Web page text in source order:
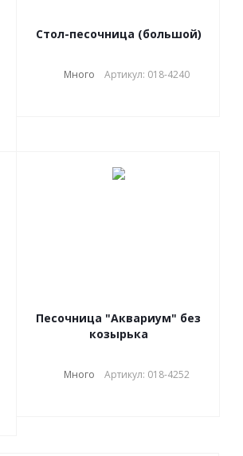
Стол-песочница (большой)
Много Артикул: 018-4240
Песочница "Аквариум" без
козырька
Много Артикул: 018-4252